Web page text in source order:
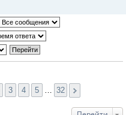
3 4 5 … 32